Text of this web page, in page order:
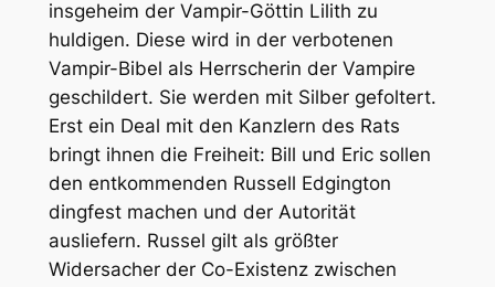
insgeheim der Vampir-Göttin Lilith zu
huldigen. Diese wird in der verbotenen
Vampir-Bibel als Herrscherin der Vampire
geschildert. Sie werden mit Silber gefoltert.
Erst ein Deal mit den Kanzlern des Rats
bringt ihnen die Freiheit: Bill und Eric sollen
den entkommenden Russell Edgington
dingfest machen und der Autorität
ausliefern. Russel gilt als größter
Widersacher der Co-Existenz zwischen